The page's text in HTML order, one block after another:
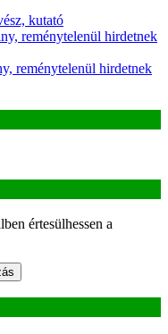
kutató
reménytelenül hirdetnek
reménytelenül hirdetnek
értesülhessen a